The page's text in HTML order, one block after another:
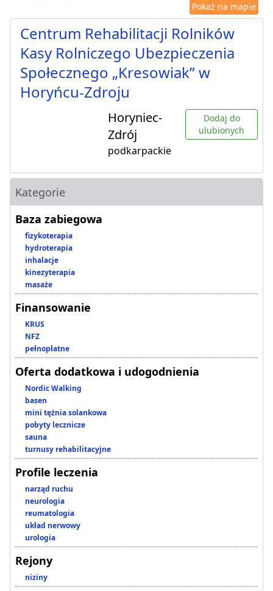
Pokaż na mapie
Centrum Rehabilitacji Rolników
Kasy Rolniczego Ubezpieczenia
Społecznego „Kresowiak” w
Horyńcu-Zdroju
Horyniec-
Zdrój
podkarpackie
Dodaj do
ulubionych
Kategorie
Baza zabiegowa
fizykoterapia
hydroterapia
inhalacje
kinezyterapia
masaże
Finansowanie
KRUS
NFZ
pełnopłatne
Oferta dodatkowa i udogodnienia
Nordic Walking
basen
mini tężnia solankowa
pobyty lecznicze
sauna
turnusy rehabilitacyjne
Profile leczenia
narząd ruchu
neurologia
reumatologia
układ nerwowy
urologia
Rejony
niziny